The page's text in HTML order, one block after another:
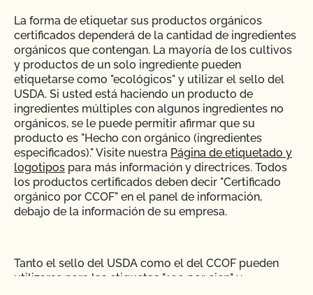
La forma de etiquetar sus productos orgánicos
certificados dependerá de la cantidad de ingredientes
orgánicos que contengan. La mayoría de los cultivos
y productos de un solo ingrediente pueden
etiquetarse como "ecológicos" y utilizar el sello del
USDA. Si usted está haciendo un producto de
ingredientes múltiples con algunos ingredientes no
orgánicos, se le puede permitir afirmar que su
producto es "Hecho con orgánico (ingredientes
especificados)." Visite nuestra Página de etiquetado y
logotipos para más información y directrices. Todos
los productos certificados deben decir "Certificado
orgánico por CCOF" en el panel de información,
debajo de la información de su empresa.
Tanto el sello del USDA como el del CCOF pueden
utilizarse para las etiquetas "100 por cien" y